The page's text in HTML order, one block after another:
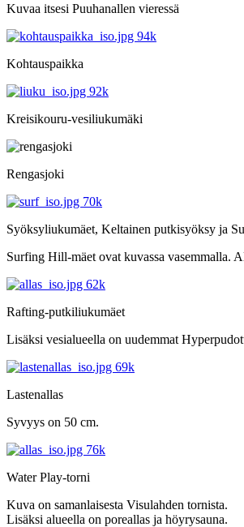
Kuvaa itsesi Puuhanallen vieressä
Kohtauspaikka
Kreisikouru-vesiliukumäki
Rengasjoki
Syöksyliukumäet, Keltainen putkisyöksy ja
Surfing Hill-mäet ovat kuvassa vasemmalla.
Rafting-putkiliukumäet
Lisäksi vesialueella on uudemmat
Lastenallas
Syvyys on 50 cm.
Water Play-torni
Kuva on samanlaisesta Visulahden tornista.
Lisäksi alueella on poreallas ja höyrysauna.